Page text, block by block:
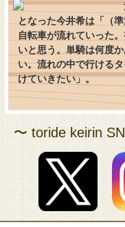
となった今井希は「（
自転車が流れていった
いと思う。単騎は何度
い。流れの中で行ける
けていきたい」。
〜 toride keirin